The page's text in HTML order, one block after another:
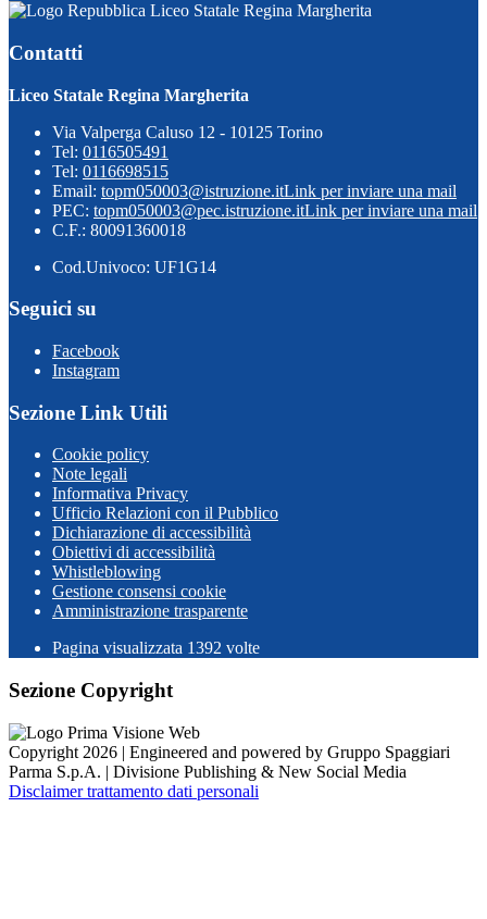
Liceo Statale Regina Margherita
Contatti
Liceo Statale Regina Margherita
Via Valperga Caluso 12 - 10125 Torino
Tel: 0116505491
Tel: 0116698515
Email: topm050003@istruzione.itLink per inviare una mail
PEC: topm050003@pec.istruzione.itLink per inviare una mail
C.F.: 80091360018
Cod.Univoco: UF1G14
Seguici su
Facebook
Instagram
Sezione Link Utili
Cookie policy
Note legali
Informativa Privacy
Ufficio Relazioni con il Pubblico
Dichiarazione di accessibilità
Obiettivi di accessibilità
Whistleblowing
Gestione consensi cookie
Amministrazione trasparente
Pagina visualizzata 1392 volte
Sezione Copyright
Copyright 2026 | Engineered and powered by Gruppo Spaggiari
Parma S.p.A. | Divisione Publishing & New Social Media
Disclaimer trattamento dati personali